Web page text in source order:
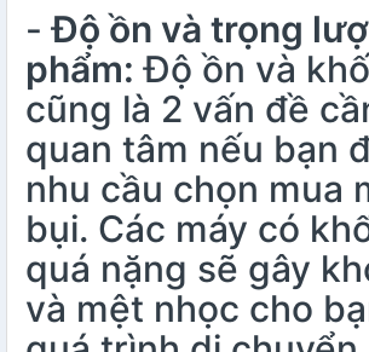
-Độ ồn và trọng
phẩm: Độ ồn và
cũng là 2 vấn đề
quan tâm nếu bạn
nhu cầu chọn mua
bụi. Các máy có
quá nặng sẽ gây
và mệt nhọc cho